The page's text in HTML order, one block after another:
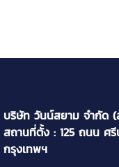
บริษัท วันน์สยาม จำกัด
สถานที่ตั้ง : 125 ถนน ศรี
กรุงเทพฯ